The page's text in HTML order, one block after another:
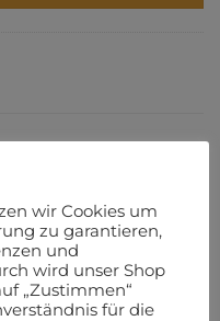
wir Cookies um
zu garantieren,
und
wird unser Shop
„Zustimmen“
für die